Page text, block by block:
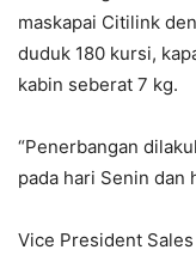
maskapai Citilink
duduk 180 kursi,
kabin seberat 7 kg.
“Penerbangan
pada hari Senin dan
Vice President